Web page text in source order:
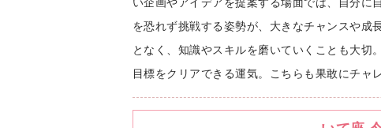
い企画やアイデアを提案する場面では、自分
を恐れず挑戦する姿勢が、大きなチャンスや成
となく、知識やスキルを磨いていくことも大
目標をクリアできる運気。こちらも果敢にチャ